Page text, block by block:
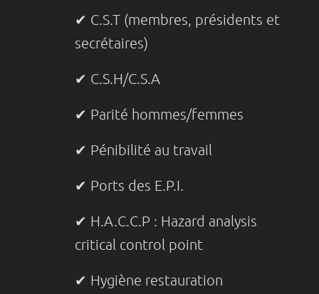
✔ C.S.T (membres, présidents et
secrétaires)
✔ C.S.H/C.S.A
✔ Parité hommes/femmes
✔ Pénibilité au travail
✔ Ports des E.P.I.
✔ H.A.C.C.P : Hazard analysis
critical control point
✔ Hygiène restauration